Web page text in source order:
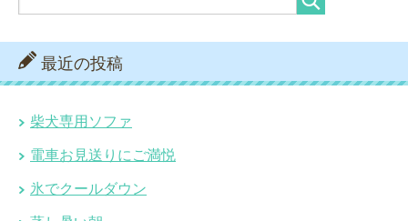
最近の投稿
柴犬専用ソファ
電車お見送りにご満悦
氷でクールダウン